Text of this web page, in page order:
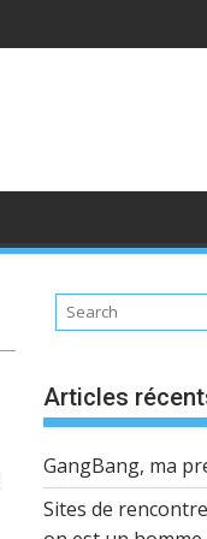
Articles
GangBang, ma
Sites de